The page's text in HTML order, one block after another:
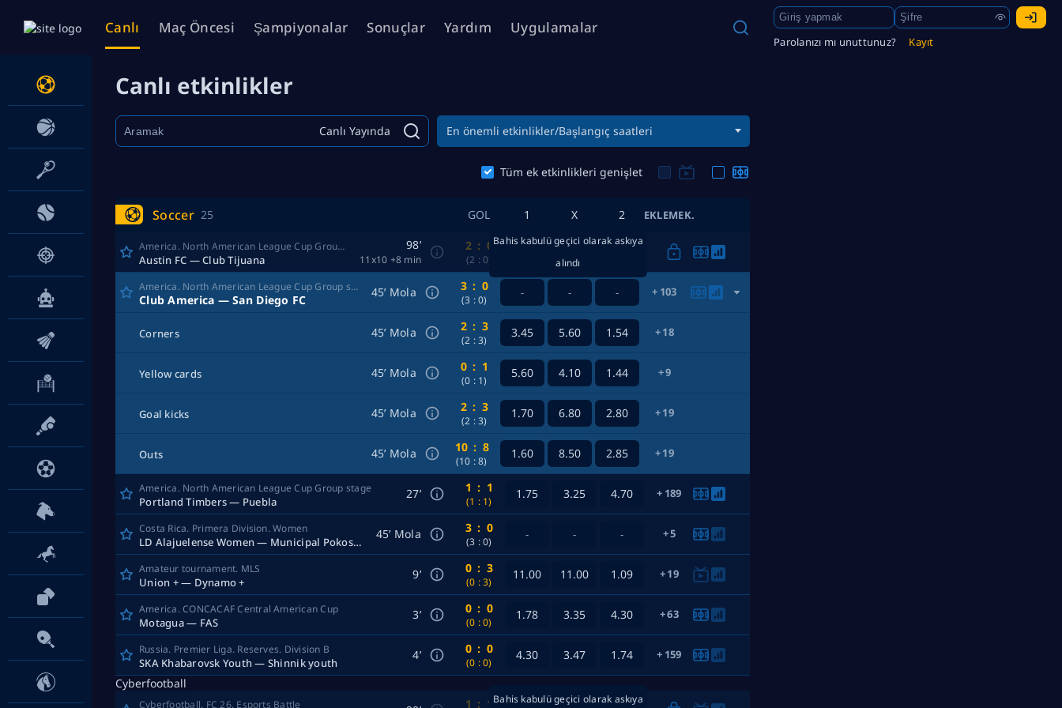
Canlı Maç Öncesi Şampiyonalar Sonuçlar Yardım Uygulamalar
Parolanızı mı unuttunuz? Kayıt
Canlı etkinlikler
Canlı Yayında En önemli etkinlikler/Başlangıç ​​saatleri
Tüm ek etkinlikleri genişlet
Soccer 25 GOL 1 X 2 EKLEMEK.
Austin FC — Club Tijuana
America. North American League Cup Group stage 98’
11x10 +8 min
2 : 0
(2 : 0)
Bahis kabulü geçici olarak askıya
alındı
Club America — San Diego FC
America. North American League Cup Group stage 45’ Mola 3 : 0
(3 : 0)
- - - 103
Corners 45’ Mola 2 : 3
(2 : 3) 3.45 5.60 1.54 18
Yellow cards 45’ Mola 0 : 1
(0 : 1) 5.60 4.10 1.44 9
Goal kicks 45’ Mola 2 : 3
(2 : 3) 1.70 6.80 2.80 19
Оuts 45’ Mola 10 : 8
(10 : 8) 1.60 8.50 2.85 19
Portland Timbers — Puebla
America. North American League Cup Group stage 27’ 1 : 1
(1 : 1) 1.75 3.25 4.70 189
LD Alajuelense Women — Municipal Pokosi Women
Costa Rica. Primera Division. Women 45’ Mola 3 : 0
(3 : 0)
- - - 5
Union + — Dynamo +
Amateur tournament. MLS 9’ 0 : 3
(0 : 3) 11.00 11.00 1.09 19
Motagua — FAS
America. CONCACAF Central American Cup 3’ 0 : 0
(0 : 0) 1.78 3.35 4.30 63
SKA Khabarovsk Youth — Shinnik youth
Russia. Premier Liga. Reserves. Division B 4’ 0 : 0
(0 : 0) 4.30 3.47 1.74 159
Cyberfootball
Cyberfootball. FC 26. Esports Battle 1 : 1 Bahis kabulü geçici olarak askıya